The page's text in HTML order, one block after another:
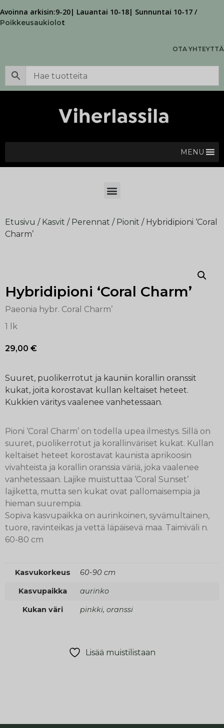
Avoinna arkisin:9-20| Lauantai 10-18| Sunnuntai 10-17 /
Poikkeusaukiolot
OTA YHTEYTTÄ
MENU
Etusivu / Kasvit / Perennat / Pionit / Hybridipioni ‘Coral
Charm’
Hybridipioni ‘Coral Charm’
Paeonia hybr. Coral Charm’
1 lk
29,00 €
Suuret, puolikerrotut ja kauniin korallin oranssit
kukat, joita korostavat kullan keltaiset heteet.
Kukkien väritys vaalenee vanhetessaan.
Pioni ‘Coral Charm’ on todella upea ilmestys. Sillä on
suuret, puolikerrotut ja korallinväriset kukat. Kullan
keltaiset heteet korostavat kaunista aprikoosin
vivahteista ja korallin oranssia väriä, joka vaalenee
vanhetessaan. Lajike muistuttaa ‘Coral Sunset’
lajiketta, mutta sen kukat ovat pallomaisempia ja
hieman suurempia.
Sopiva kasvupaikka on aurinkoinen, syvämultainen,
tuore, ravinteikas ja vettä läpäisevä maa. Taimiväli n.
60-80 cm
Kasvukorkeus 60-90 cm
Kasvupaikka aurinko
Kukan väri pinkki, oranssi
Lisää muistilistaan